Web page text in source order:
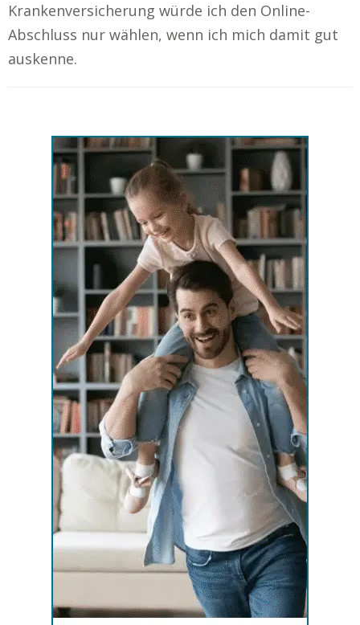
Krankenversicherung würde ich den Online-
Abschluss nur wählen, wenn ich mich damit gut
auskenne.